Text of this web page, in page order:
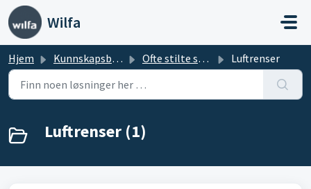
Gå til hovedinnhold
Wilfa
Hjem Kunnskapsbase Ofte stilte spørsmål: Klima Luftrenser
Luftrenser (1)